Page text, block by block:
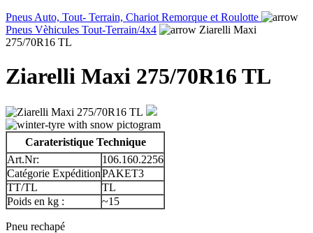
Pneus Auto, Tout- Terrain, Chariot Remorque et Roulotte
Pneus Vèhicules Tout-Terrain/4x4
Ziarelli Maxi
275/70R16 TL
Ziarelli Maxi 275/70R16 TL
Carateristique Technique
Art.Nr:
106.160.2256
Catégorie ExpéditionPAKET3
TT/TL
TL
Poids en kg :
~15
Pneu rechapé